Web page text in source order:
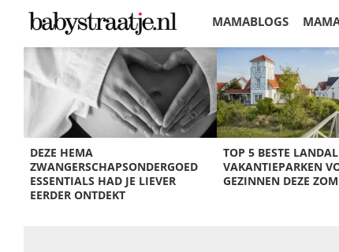
MAMABLOGS
KORTINGEN
DEZE HEMA
ZWANGERSCHAPSONDERGOED
ESSENTIALS HAD JE LIEVER
EERDER ONTDEKT
TOP 5 BESTE LANDAL
VAKANTIEPARKEN
GEZINNEN DEZE